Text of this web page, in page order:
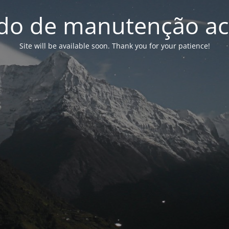
de manutenção
Site will be available soon. Thank you for your patience!